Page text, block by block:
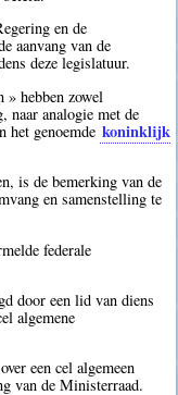
en de
aanvang van de
deze legislatuur.
» hebben zowel
naar analogie met de
het genoemde koninklijk
is de bemerking van de
en samenstelling te
federale
door een lid van diens
algemene
een cel algemeen
van de Ministerraad.